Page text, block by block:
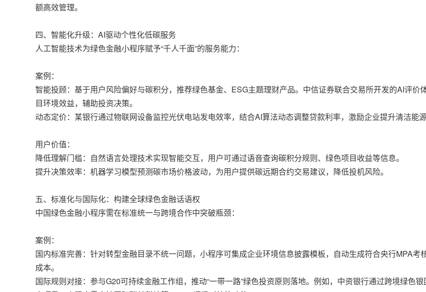
额高效管理。
四、智能化升级：AI驱动个性化低碳服务
人工智能技术为绿色金融小程序赋予“千人千面”的服务能力：
案例：
智能投顾：基于用户风险偏好与碳积分，推荐绿色基金、ESG主题理财产品。中信证券联合交易所开发的AI评价
目环境效益，辅助投资决策。
动态定价：某银行通过物联网设备监控光伏电站发电效率，结合AI算法动态调整贷款利率，激励企业提升清洁能源
用户价值：
降低理解门槛：自然语言处理技术实现智能交互，用户可通过语音查询碳积分规则、绿色项目收益等信息。
提升决策效率：机器学习模型预测碳市场价格波动，为用户提供碳远期合约交易建议，降低投机风险。
五、标准化与国际化：构建全球绿色金融话语权
中国绿色金融小程序需在标准统一与跨境合作中突破瓶颈：
案例：
国内标准完善：针对转型金融目录不统一问题，小程序可集成企业环境信息披露模板，自动生成符合央行MPA考
成本。
国际规则对接：参与G20可持续金融工作组，推动“一带一路”绿色投资原则落地。例如，中资银行通过跨境绿色